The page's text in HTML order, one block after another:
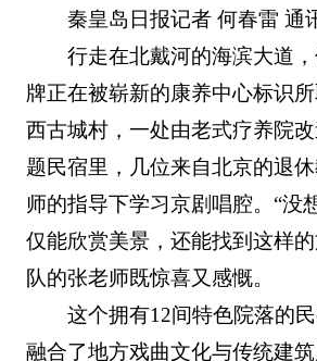
秦皇岛日报记者 何春雷 通
行走在北戴河的海滨大道
牌正在被崭新的康养中心标识
西古城村，一处由老式疗养院
题民宿里，几位来自北京的退
师的指导下学习京剧唱腔。“没
仅能欣赏美景，还能找到这样
队的张老师既惊喜又感慨。
这个拥有12间特色院落的
融合了地方戏曲文化与传统建